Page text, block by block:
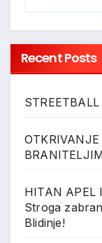
Recent Posts
HITAN APEL
Stroga
Blidinje!